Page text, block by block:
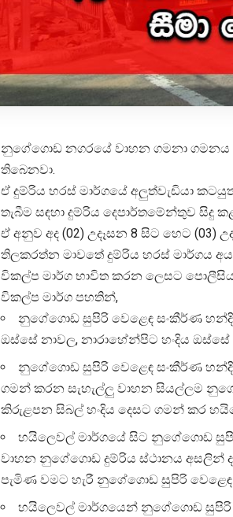
නුගේගොඩ නගරයේ වාහන ගමනා ගමනය
තිබෙනවා.
ඒ දුම්රිය හරස් මාර්ගයේ අලුත්වැඩියා
තැබීම සඳහා දුම්රිය දෙපාර්තමේන්තුව සිදු
ඒ අනුව අද (02) උදෑසන 8 සිට හෙට (03)
තිලකරත්න මාවතේ දුම්රිය හරස් මාර්ගය
විකල්ප මාර්ග භාවිත කරන ලෙසට
විකල්ප මාර්ග පහතින්,
නුගේගොඩ සුපිරි වෙළෙඳ සංකීර්ණ
ඔස්සේ නාවල, නාරාහේන්පිට හංදිය
නුගේගොඩ සුපිරි වෙළෙඳ සංකීර්ණ
ගමන් කරන සැහැල්ලු වාහන සියල්ලම
කිරුළපන සිබල් හංදිය දෙසට ගමන් කර
හයිලෙවල් මාර්ගයේ සිට නුගේගොඩ
වාහන නුගේගොඩ දුම්රිය ස්ථානය අසලින්
පැමිණ වමට හැරී නුගේගොඩ සුපිරි
හයිලෙවල් මාර්ගයෙන් නුගේගොඩ